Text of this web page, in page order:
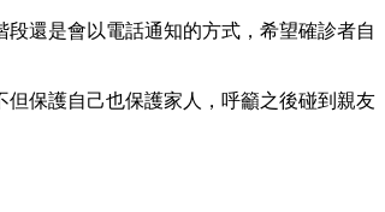
還是會以電話通知的方式，希望確診者自
保護自己也保護家人，呼籲之後碰到親友